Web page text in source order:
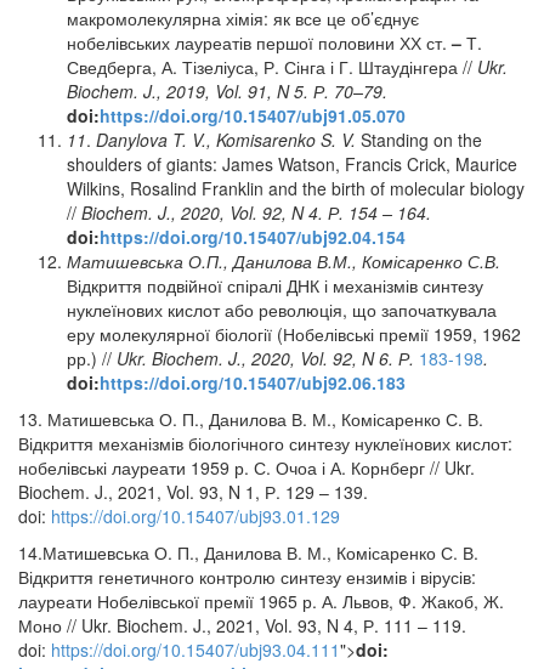
макромолекулярна хімія: як все це об’єднує
нобелівських лауреатів першої половини ХХ ст. – Т.
Сведберга, А. Тізеліуса, Р. Сінга і Г. Штаудінгера // Ukr.
Biochem. J., 2019, Vol. 91, N 5. Р. 70–79.
doi:https://doi.org/10.15407/ubj91.05.070
11. Danylova T. V., Komisarenko S. V. Standing on the
shoulders of giants: James Watson, Francis Crick, Maurice
Wilkins, Rosalind Franklin and the birth of molecular biology
// Biochem. J., 2020, Vol. 92, N 4. Р. 154 – 164.
doi:https://doi.org/10.15407/ubj92.04.154
Матишевська О.П., Данилова В.М., Комісаренко С.В.
Відкриття подвійної спіралі ДНК і механізмів синтезу
нуклеїнових кислот або революція, що започаткувала
еру молекулярної біології (Нобелівські премії 1959, 1962
рр.) // Ukr. Biochem. J., 2020, Vol. 92, N 6. Р. 183-198.
doi:https://doi.org/10.15407/ubj92.06.183
13. Матишевська О. П., Данилова В. М., Комісаренко С. В.
Відкриття механізмів біологічного синтезу нуклеїнових кислот:
нобелівські лауреати 1959 р. С. Очоа і А. Корнберг // Ukr.
Biochem. J., 2021, Vol. 93, N 1, Р. 129 – 139.
doi: https://doi.org/10.15407/ubj93.01.129
14.Матишевська О. П., Данилова В. М., Комісаренко С. В.
Відкриття генетичного контролю синтезу ензимів і вірусів:
лауреати Нобелівської премії 1965 р. А. Львов, Ф. Жакоб, Ж.
Моно // Ukr. Biochem. J., 2021, Vol. 93, N 4, Р. 111 – 119.
doi: https://doi.org/10.15407/ubj93.04.111">doi: